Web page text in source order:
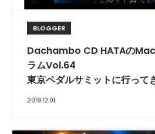
BLOGGER
Dachambo CD HATAの
ラムVol.64
東京ペダルサミットに行って
2019.12.01